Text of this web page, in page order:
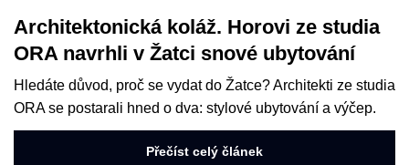
Architektonická koláž. Horovi ze studia
ORA navrhli v Žatci snové ubytování
Hledáte důvod, proč se vydat do Žatce? Architekti ze studia
ORA se postarali hned o dva: stylové ubytování a výčep.
Přečíst celý článek